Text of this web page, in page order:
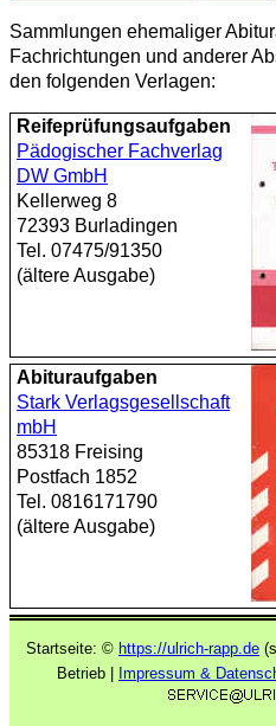
Sammlungen ehemaliger
Fachrichtungen und anderer
den folgenden Verlagen:
Reifeprüfungsaufgaben
Pädogischer Fachverlag
DW GmbH
Kellerweg 8
72393 Burladingen
Tel. 07475/91350
(ältere Ausgabe)
Abituraufgaben
Stark Verlagsgesellschaft
mbH
85318 Freising
Postfach 1852
Tel. 0816171790
(ältere Ausgabe)
Startseite: © https://ulrich-rapp.de
Betrieb | Impressum &